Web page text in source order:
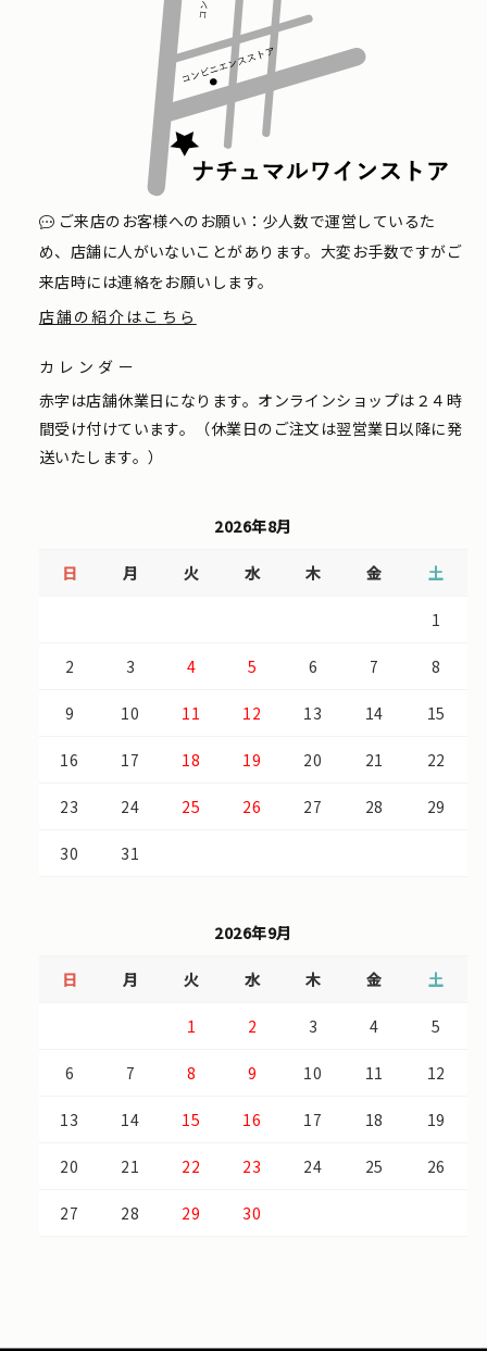
ご来店のお客様へのお願い：少人数で運営しているた
め、店舗に人がいないことがあります。大変お手数ですがご
来店時には連絡をお願いします。
店舗の紹介はこちら
カレンダー
赤字は店舗休業日になります。オンラインショップは２４時
間受け付けています。（休業日のご注文は翌営業日以降に発
送いたします。）
2026年8月
日 月 火 水 木 金 土
1
2 3 4 5 6 7 8
9 10 11 12 13 14 15
16 17 18 19 20 21 22
23 24 25 26 27 28 29
30 31
2026年9月
日 月 火 水 木 金 土
1 2 3 4 5
6 7 8 9 10 11 12
13 14 15 16 17 18 19
20 21 22 23 24 25 26
27 28 29 30